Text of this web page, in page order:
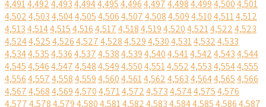
4,4914,4924,4934,4944,4954,4964,4974,4984,4994,5004,501
4,5024,5034,5044,5054,5064,5074,5084,5094,5104,5114,512
4,5134,5144,5154,5164,5174,5184,5194,5204,5214,5224,523
4,5244,5254,5264,5274,5284,5294,5304,5314,5324,533
4,5344,5354,5364,5374,5384,5394,5404,5414,5424,5434,544
4,5454,5464,5474,5484,5494,5504,5514,5524,5534,5544,555
4,5564,5574,5584,5594,5604,5614,5624,5634,5644,5654,566
4,5674,5684,5694,5704,5714,5724,5734,5744,5754,576
4,5774,5784,5794,5804,5814,5824,5834,5844,5854,5864,587